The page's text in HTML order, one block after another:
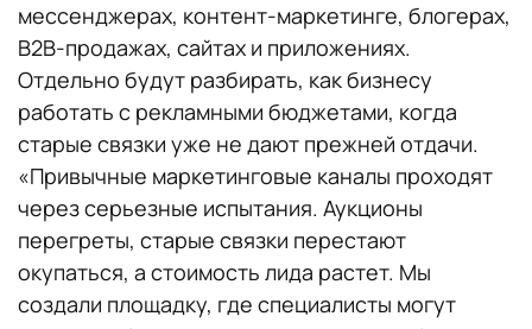
мессенджерах, контент-маркетинге, блогерах,
B2B-продажах, сайтах и приложениях.
Отдельно будут разбирать, как бизнесу
работать с рекламными бюджетами, когда
старые связки уже не дают прежней отдачи.
«Привычные маркетинговые каналы проходят
через серьезные испытания. Аукционы
перегреты, старые связки перестают
окупаться, а стоимость лида растет. Мы
создали площадку, где специалисты могут